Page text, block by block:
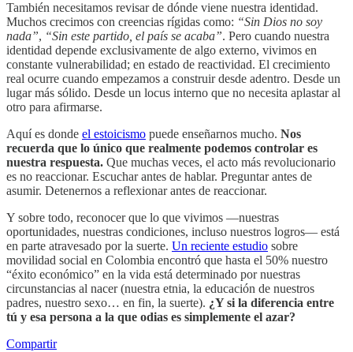
También necesitamos revisar de dónde viene nuestra identidad.
Muchos crecimos con creencias rígidas como: “Sin Dios no soy
nada”, “Sin este partido, el país se acaba”. Pero cuando nuestra
identidad depende exclusivamente de algo externo, vivimos en
constante vulnerabilidad; en estado de reactividad. El crecimiento
real ocurre cuando empezamos a construir desde adentro. Desde un
lugar más sólido. Desde un locus interno que no necesita aplastar al
otro para afirmarse.
Aquí es donde el estoicismo puede enseñarnos mucho. Nos
recuerda que lo único que realmente podemos controlar es
nuestra respuesta. Que muchas veces, el acto más revolucionario
es no reaccionar. Escuchar antes de hablar. Preguntar antes de
asumir. Detenernos a reflexionar antes de reaccionar.
Y sobre todo, reconocer que lo que vivimos —nuestras
oportunidades, nuestras condiciones, incluso nuestros logros— está
en parte atravesado por la suerte. Un reciente estudio sobre
movilidad social en Colombia encontró que hasta el 50% nuestro
“éxito económico” en la vida está determinado por nuestras
circunstancias al nacer (nuestra etnia, la educación de nuestros
padres, nuestro sexo… en fin, la suerte). ¿Y si la diferencia entre
tú y esa persona a la que odias es simplemente el azar?
Compartir